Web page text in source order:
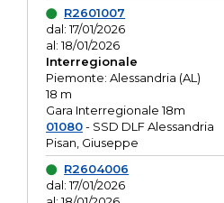
R2601007
dal: 17/01/2026
al: 18/01/2026
Interregionale
Piemonte: Alessandria (AL)
18 m
Gara Interregionale 18m
01080- SSD DLF Alessandria
Pisan, Giuseppe
R2604006
dal: 17/01/2026